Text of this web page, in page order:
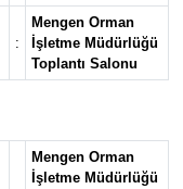
:
Mengen Orman
İşletme Müdürlüğü
Toplantı Salonu
Mengen Orman
İşletme Müdürlüğü